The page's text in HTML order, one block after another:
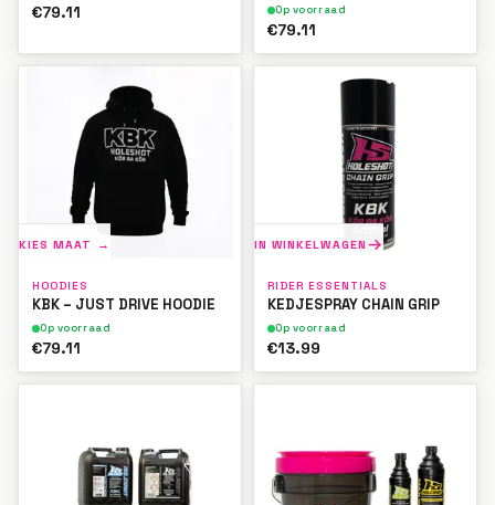
€79.11 Op voorraad
€79.11
KIES MAAT →
HOODIES
KBK – JUST DRIVE HOODIE
Op voorraad
€79.11
IN WINKELWAGEN
RIDER ESSENTIALS
KEDJESPRAY CHAIN GRIP
Op voorraad
€13.99